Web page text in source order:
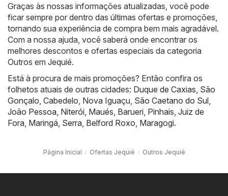
Graças às nossas informações atualizadas, você pode
ficar sempre por dentro das últimas ofertas e promoções,
tornando sua experiência de compra bem mais agradável.
Com a nossa ajuda, você saberá onde encontrar os
melhores descontos e ofertas especiais da categoria
Outros em Jequié.
Está à procura de mais promoções? Então confira os
folhetos atuais de outras cidades: Duque de Caxias São
Gonçalo Cabedelo Nova Iguaçu São Caetano do Sul
João Pessoa Niterói Maués Barueri Pinhais Juiz de
Fora Maringá Serra Belford Roxo Maragogi.
Página Inicial Ofertas Jequié Outros Jequié